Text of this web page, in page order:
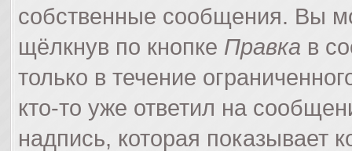
собственные сообщения. Вы
щёлкнув по кнопке Правка в
только в течение
кто-то уже ответил на
надпись, которая показывает